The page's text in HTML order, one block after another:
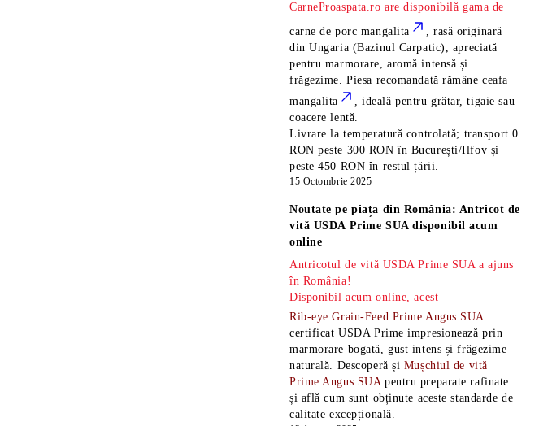
CarneProaspata.ro are disponibilă gama de
carne de porc mangalita
, rasă originară
din Ungaria (Bazinul Carpatic), apreciată
pentru marmorare, aromă intensă și
frăgezime. Piesa recomandată rămâneceafa
mangalita
, ideală pentru grătar, tigaie sau
coacere lentă.
Livrare la temperatură controlată; transport 0
RON peste 300 RON în București/Ilfov și
peste 450 RON în restul țării.
15 Octombrie 2025
Noutate pe piața din România: Antricot de
vită USDA Prime SUA disponibil acum
online
Antricotul de vită USDA Prime SUA a ajuns
în România!
Disponibil acum online, acest
Rib-eye Grain-Feed Prime Angus SUA
certificat USDA Prime impresionează prin
marmorare bogată, gust intens și frăgezime
naturală. Descoperă și Mușchiul de vită
Prime Angus SUA pentru preparate rafinate
și află cum sunt obținute aceste standarde de
calitate excepțională.